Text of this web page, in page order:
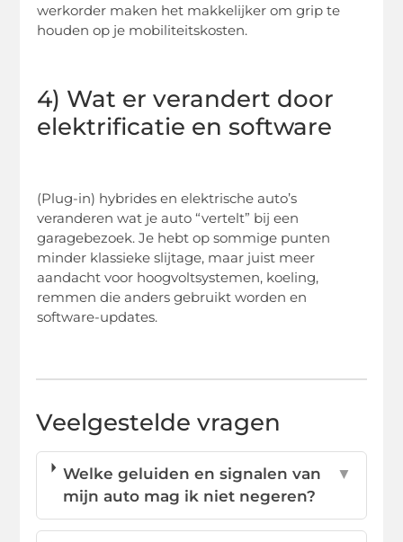
werkorder maken het makkelijker om grip te
houden op je mobiliteitskosten.
4) Wat er verandert door
elektrificatie en software
(Plug-in) hybrides en elektrische auto’s
veranderen wat je auto “vertelt” bij een
garagebezoek. Je hebt op sommige punten
minder klassieke slijtage, maar juist meer
aandacht voor hoogvoltsystemen, koeling,
remmen die anders gebruikt worden en
software-updates.
Veelgestelde vragen
Welke geluiden en signalen van
mijn auto mag ik niet negeren?
▼